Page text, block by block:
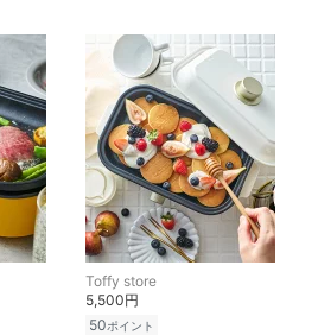
Toffy store
5,500円
50ポイント